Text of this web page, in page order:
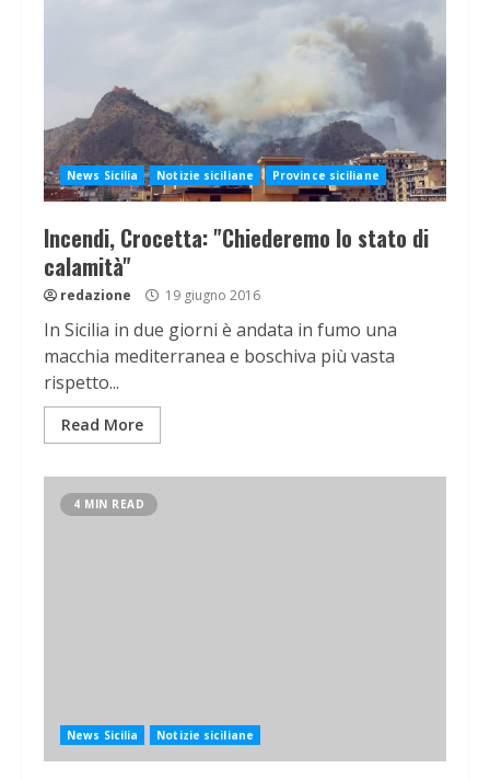
News Sicilia Notizie siciliane Province siciliane
Incendi, Crocetta: "Chiederemo lo stato di
calamità"
redazione 19 giugno 2016
In Sicilia in due giorni è andata in fumo una
macchia mediterranea e boschiva più vasta
rispetto...
Read More
4 MIN READ
News Sicilia Notizie siciliane